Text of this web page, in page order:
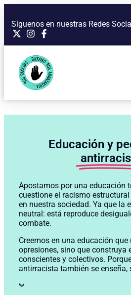
Síguenos en nuestras Redes
Educación y
Apostamos por una educación
cuestione el racismo
en nuestra sociedad. Ya que la
neutral: está reproduce
combate.
Creemos en una educación que
opresiones, sino que construya
conscientes y colectivos.
antirracista también se enseña,